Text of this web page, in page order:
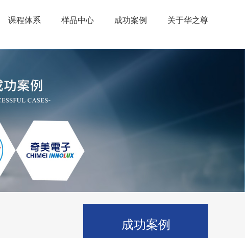
课程体系 样品中心 成功案例 关于华之尊
成功案例